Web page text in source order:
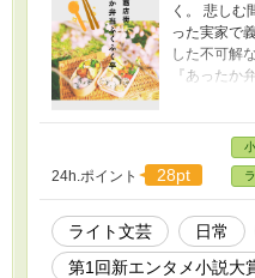
く。 悲しむ
った実家で
した不可解
『あったか
支えてきた
ない自分に
ったが、睦
に心がほど
継ぐことを
再開するこ
24h.ポイント 28pt
ライト文芸 日常
第1回新エンタメ小説大